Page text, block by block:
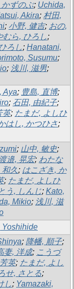
かずのぶ; Uchida,
Akira; 村田,
; 小野, 健吉; おの,
むら, ひろし;
ろし; Hanatani,
Susumu;
; 浅川, 滋男;
Aya; 豊島, 直博;
; 石田, 由紀子;
英; たまだ, よしひ
はし, かつひさ;
; 山中, 敏史;
渡邉, 晃宏; わたな
和久; はこざき, か
; たまだ, よしひ
う, しんじ; Kato,
Mikio; 浅川, 滋
Yoshihide
; 降幡, 順子;
妻, 洋成; こうづ
英; たまだ, よし
せ, さとる;
し; Yamazaki,